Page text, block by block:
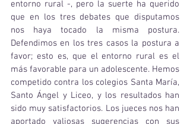
entorno rural -, pero la suerte ha querido
que en los tres debates que disputamos
nos haya tocado la misma postura.
Defendimos en los tres casos la postura a
favor; esto es, que el entorno rural es el
más favorable para un adolescente. Hemos
competido contra los colegios Santa María,
Santo Ángel y Liceo, y los resultados han
sido muy satisfactorios. Los jueces nos han